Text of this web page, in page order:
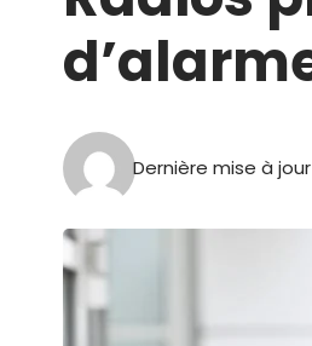
Dernière mise à